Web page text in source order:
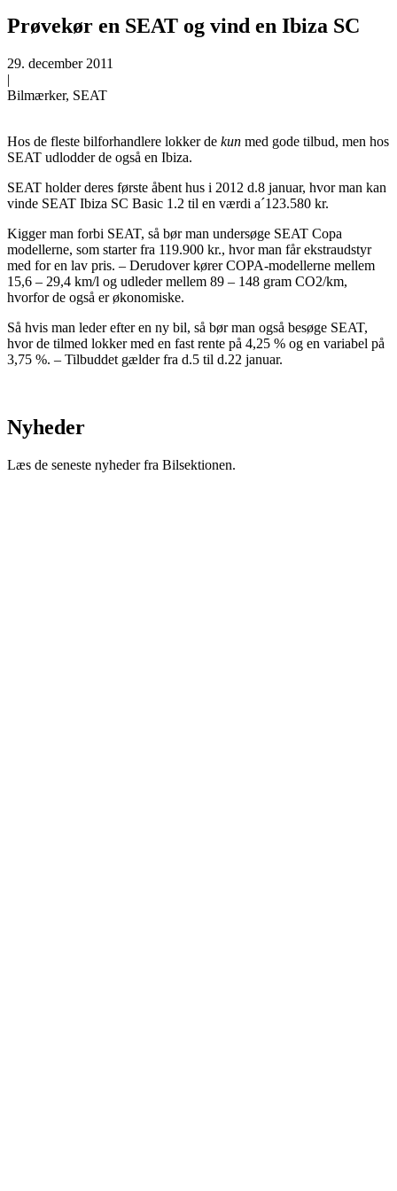
Prøvekør en SEAT og vind en Ibiza SC
29. december 2011
|
Bilmærker, SEAT
Hos de fleste bilforhandlere lokker de kun med gode tilbud, men hos
SEAT udlodder de også en Ibiza.
SEAT holder deres første åbent hus i 2012 d.8 januar, hvor man kan
vinde SEAT Ibiza SC Basic 1.2 til en værdi a´123.580 kr.
Kigger man forbi SEAT, så bør man undersøge SEAT Copa
modellerne, som starter fra 119.900 kr., hvor man får ekstraudstyr
med for en lav pris. – Derudover kører COPA-modellerne mellem
15,6 – 29,4 km/l og udleder mellem 89 – 148 gram CO2/km,
hvorfor de også er økonomiske.
Så hvis man leder efter en ny bil, så bør man også besøge SEAT,
hvor de tilmed lokker med en fast rente på 4,25 % og en variabel på
3,75 %. – Tilbuddet gælder fra d.5 til d.22 januar.
Nyheder
Læs de seneste nyheder fra Bilsektionen.